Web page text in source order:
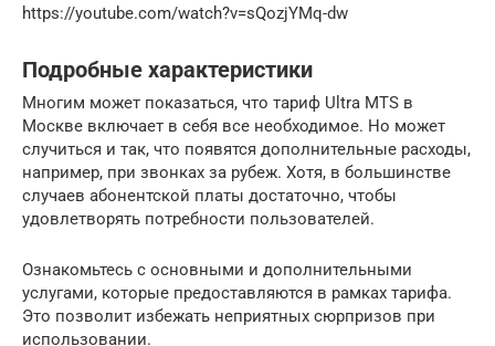
https://youtube.com/watch?v=sQozjYMq-dw
Подробные характеристики
Многим может показаться, что тариф Ultra MTS в
Москве включает в себя все необходимое. Но может
случиться и так, что появятся дополнительные расходы,
например, при звонках за рубеж. Хотя, в большинстве
случаев абонентской платы достаточно, чтобы
удовлетворять потребности пользователей.
Ознакомьтесь с основными и дополнительными
услугами, которые предоставляются в рамках тарифа.
Это позволит избежать неприятных сюрпризов при
использовании.